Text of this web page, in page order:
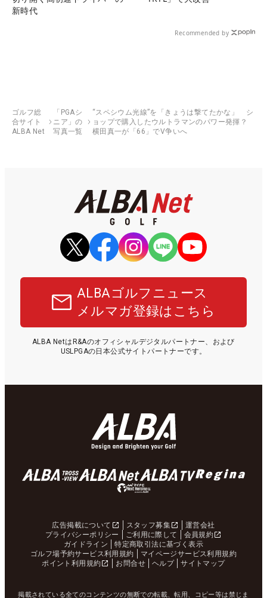
新時代
Recommended by
ゴルフ総
合サイト
ALBA Net
「PGAシ
ニア」の
写真一覧
“スペシウム光線”を「きょうは撃てたかな」 シ
ョップで購入したウルトラマンのパワー発揮？
横田真一が「66」でV争いへ
ALBAゴルフニュース
メルマガ登録はこちら
ALBA NetはR&Aのオフィシャルデジタルパートナー、および
USLPGAの日本公式サイトパートナーです。
広告掲載について スタッフ募集
運営会社
プライバシーポリシー
ご利用に際して
会員規約
ガイドライン
特定商取引法に基づく表示
ゴルフ場予約サービス利用規約
マイページサービス利用規約
ポイント利用規約
お問合せ ヘルプ サイトマップ
掲載されている全てのコンテンツの無断での転載、転用、コピー等は禁じま